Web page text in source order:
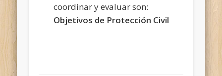
coordinar y evaluar son:
Objetivos de Protección Civil